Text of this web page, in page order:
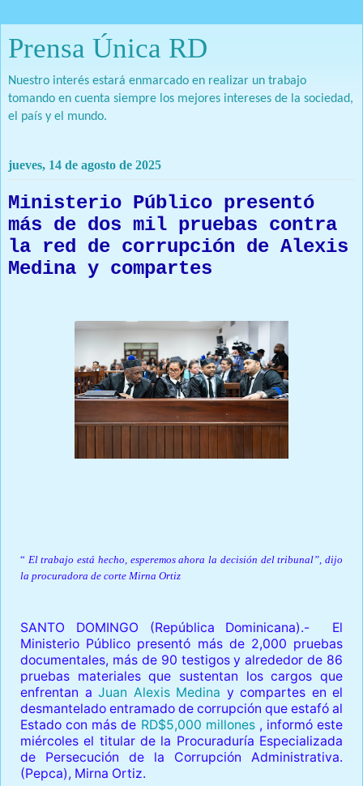
Prensa Única RD
Nuestro interés estará enmarcado en realizar un trabajo
tomando en cuenta siempre los mejores intereses de la sociedad,
el país y el mundo.
jueves, 14 de agosto de 2025
Ministerio Público presentó
más de dos mil pruebas contra
la red de corrupción de Alexis
Medina y compartes
“ El trabajo está hecho, esperemos ahora la decisión del tribunal”, dijo
la procuradora de corte Mirna Ortiz
SANTO DOMINGO (República Dominicana).-
El
Ministerio Público presentó más de 2,000 pruebas
documentales, más de 90 testigos y alrededor de 86
pruebas materiales que sustentan los cargos que
enfrentan a Juan Alexis Medina y compartes en el
desmantelado entramado de corrupción que estafó al
Estado con más de RD$5,000 millones, informó este
miércoles el titular de la Procuraduría Especializada
de Persecución de la Corrupción Administrativa.
(Pepca), Mirna Ortiz.